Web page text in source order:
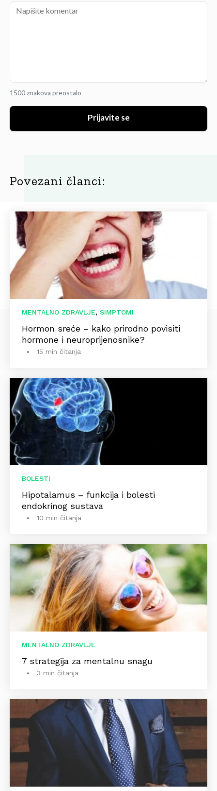
1500 znakova preostalo
Prijavite se
Povezani članci:
MENTALNO ZDRAVLJE, SIMPTOMI
Hormon sreće – kako prirodno povisiti
hormone i neuroprijenosnike?
15 min čitanja
BOLESTI
Hipotalamus – funkcija i bolesti
endokrinog sustava
10 min čitanja
MENTALNO ZDRAVLJE
7 strategija za mentalnu snagu
3 min čitanja